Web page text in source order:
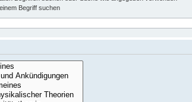
Begriff suchen